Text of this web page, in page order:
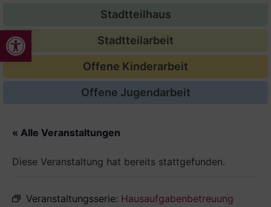
Werkzeugleiste öffnen
Stadtteilhaus
Stadtteilarbeit
Offene Kinderarbeit
Offene Jugendarbeit
« Alle Veranstaltungen
Diese Veranstaltung hat bereits stattgefunden.
Veranstaltungsserie: Hausaufgabenbetreuung